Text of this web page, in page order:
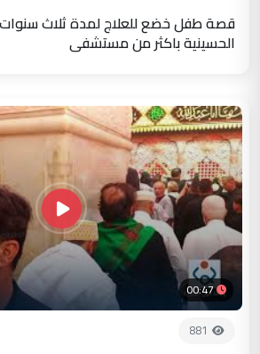
قصة طفل خضع للعلاج لمدة ثلاث سنوات
الحسينية باكثر من مستشفى
00:47
881